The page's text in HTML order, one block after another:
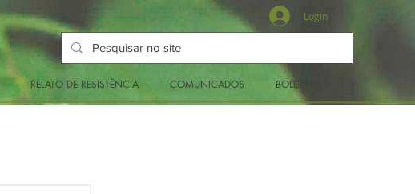
Login
RELATO DE RESISTÊNCIA COMUNICADOS BOLETINS